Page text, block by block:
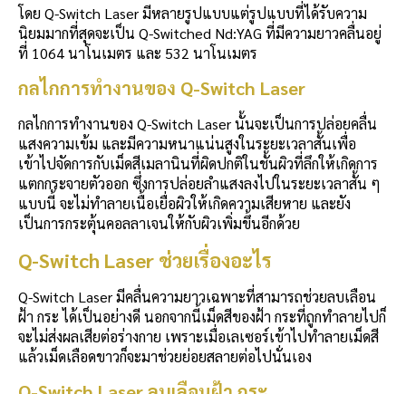
โดย Q-Switch Laser มีหลายรูปแบบแต่รูปแบบที่ได้รับความ
นิยมมากที่สุดจะเป็น Q-Switched Nd:YAG ที่มีความยาวคลื่นอยู่
ที่ 1064 นาโนเมตร และ 532 นาโนเมตร
กลไกการทำงานของ Q-Switch Laser
กลไกการทำงานของ Q-Switch Laser นั้นจะเป็นการปล่อยคลื่น
แสงความเข้ม และมีความหนาแน่นสูงในระยะเวลาสั้นเพื่อ
เข้าไปจัดการกับเม็ดสีเมลานินที่ผิดปกติในชั้นผิวที่ลึกให้เกิดการ
แตกกระจายตัวออก ซึ่งการปล่อยลำแสงลงไปในระยะเวลาสั้น ๆ
แบบนี้ จะไม่ทำลายเนื้อเยื่อผิวให้เกิดความเสียหาย และยัง
เป็นการกระตุ้นคอลลาเจนให้กับผิวเพิ่มขึ้นอีกด้วย
Q-Switch Laser ช่วยเรื่องอะไร
Q-Switch Laser มีคลื่นความยาวเฉพาะที่สามารถช่วยลบเลือน
ฝ้า กระ ได้เป็นอย่างดี นอกจากนี้เม็ดสีของฝ้า กระที่ถูกทำลายไปก็
จะไม่ส่งผลเสียต่อร่างกาย เพราะเมื่อเลเซอร์เข้าไปทำลายเม็ดสี
แล้วเม็ดเลือดขาวก็จะมาช่วยย่อยสลายต่อไปนั่นเอง